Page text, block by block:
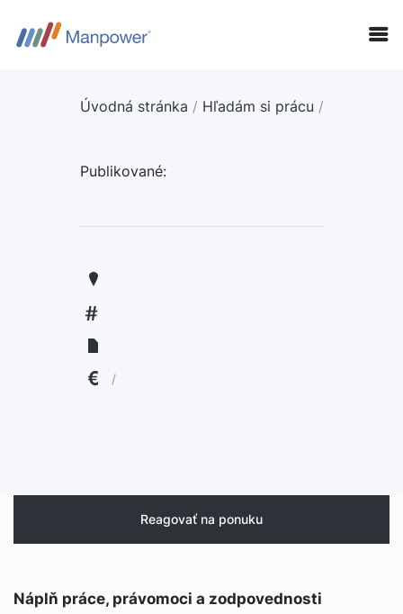
FIRMY
Úvodná stránka / Hľadám si prácu /
Publikované:
/
Reagovať na ponuku
Náplň práce, právomoci a zodpovednosti